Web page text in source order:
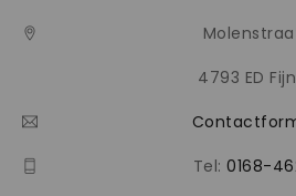
4793 ED
Tel: 0168-